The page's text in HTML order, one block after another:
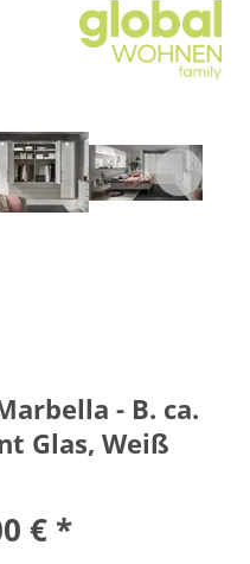
- B. ca.
Glas, Weiß
€ *